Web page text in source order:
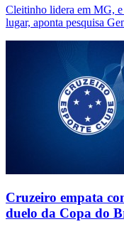
Cleitinho lidera em MG, e
lugar, aponta pesquisa
Cruzeiro empata
duelo da Copa do